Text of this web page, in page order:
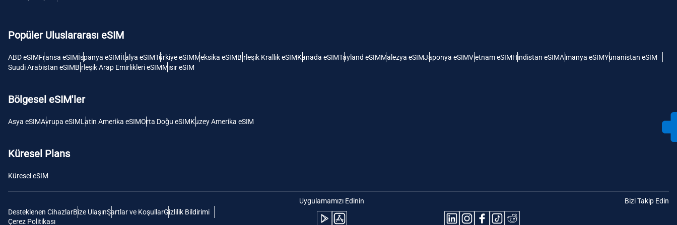
Popüler Uluslararası eSIM
ABD eSIMFransa eSIMİspanya eSIMİtalya eSIMTürkiye eSIMMeksika eSIMBirleşik Krallık eSIMKanada eSIMTayland eSIMMalezya eSIMJaponya eSIMVietnam eSIMHindistan eSIMAlmanya eSIMYunanistan eSIM
Suudi Arabistan eSIMBirleşik Arap Emirlikleri eSIMMısır eSIM
Bölgesel eSIM'ler
Asya eSIMAvrupa eSIMLatin Amerika eSIMOrta Doğu eSIMKuzey Amerika eSIM
Küresel Plans
Küresel eSIM
Desteklenen CihazlarBize UlaşınŞartlar ve KoşullarGizlilik Bildirimi
Çerez Politikası
Uygulamamızı Edinin Bizi Takip Edin
THB - Tayland Bahtı